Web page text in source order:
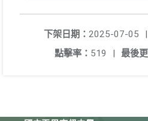
下架日期： 2025-07-05
|
最後
點擊率： 519 |